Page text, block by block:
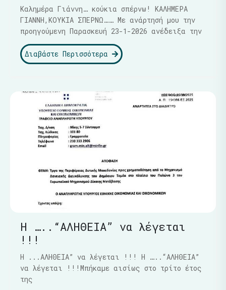
Καλημέρα Γιάννη… κούκια σπέρνω! ΚΑΛΗΜΕΡΑ
ΓΙΑΝΝΗ,ΚΟΥΚΙΑ ΣΠΕΡΝΩ…… Με ανάρτησή μου την
προηγούμενη Παρασκευή 23-1-2026 ανέδειξα την
Διαβάστε Περισσότερα
Η …..“ΑΛΗΘΕΙΑ” να λέγεται
!!!
Η ...ΑΛΗΘΕΙΑ” να λέγεται !!! Η …..“ΑΛΗΘΕΙΑ”
να λέγεται !!!Μπήκαμε αισίως στο τρίτο έτος
της